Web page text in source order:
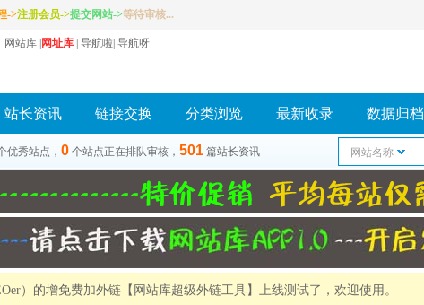
->注册会员->提交网站->等待审核...
网站库 网址库 导航啦 导航呀
站长资讯 链接交换 分类浏览 最新收录 数据归档
优秀站点， 0 个站点正在排队审核， 501 篇站长资讯 网站名称
）的增免费加外链 【网站库超级外链工具】 上线测试了，欢迎使用。